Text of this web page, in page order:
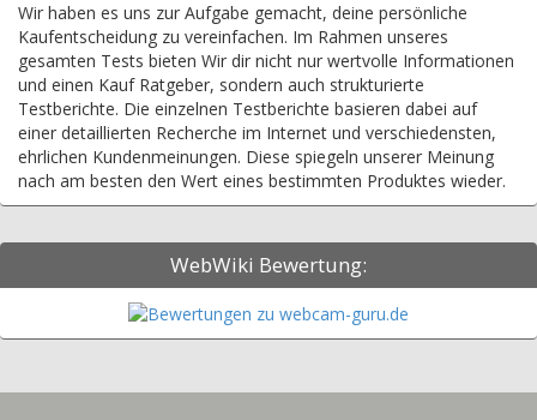
Wir haben es uns zur Aufgabe gemacht, deine persönliche
Kaufentscheidung zu vereinfachen. Im Rahmen unseres
gesamten Tests bieten Wir dir nicht nur wertvolle Informationen
und einen Kauf Ratgeber, sondern auch strukturierte
Testberichte. Die einzelnen Testberichte basieren dabei auf
einer detaillierten Recherche im Internet und verschiedensten,
ehrlichen Kundenmeinungen. Diese spiegeln unserer Meinung
nach am besten den Wert eines bestimmten Produktes wieder.
WebWiki Bewertung: